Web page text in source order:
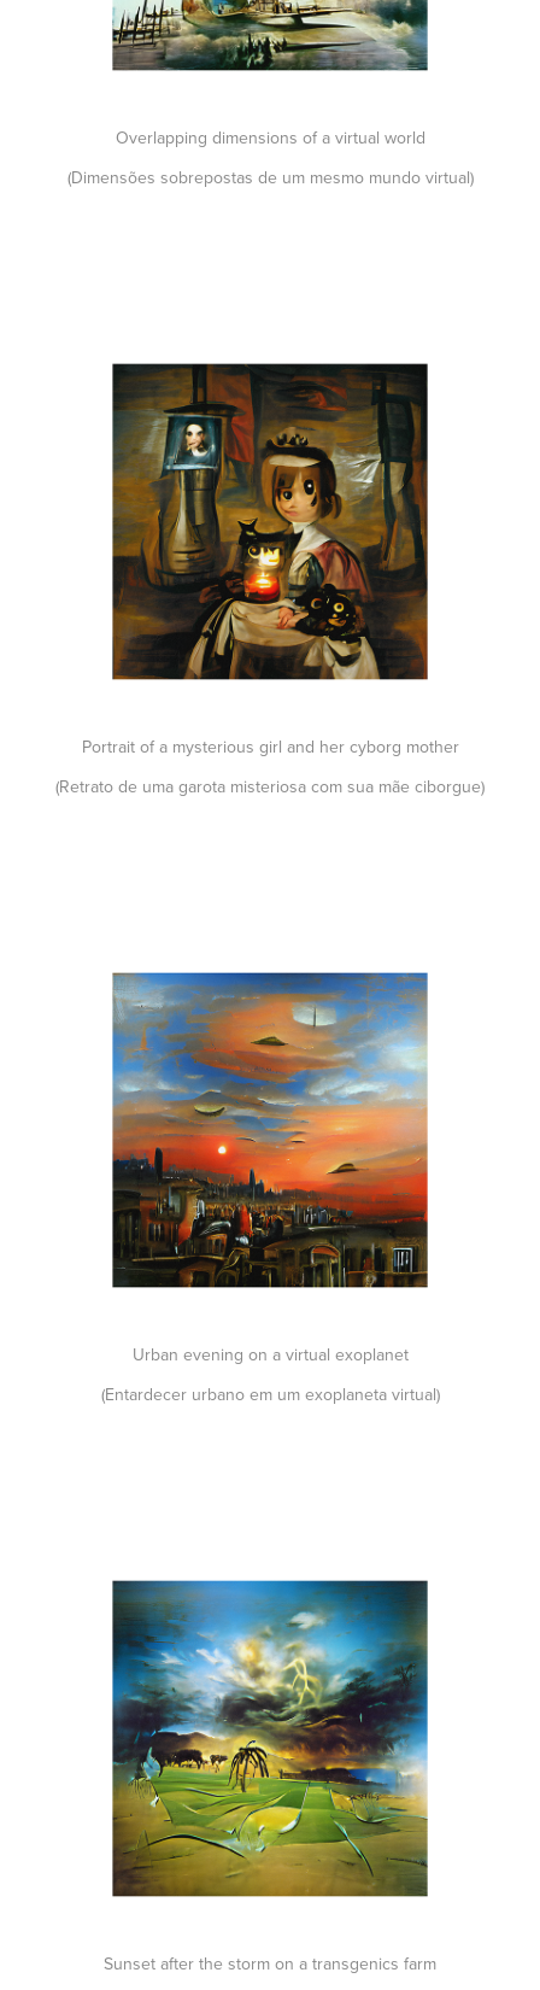
Overlapping dimensions of a virtual world
(Dimensões sobrepostas de um mesmo mundo virtual)
Portrait of a mysterious girl and her cyborg mother
(Retrato de uma garota misteriosa com sua mãe ciborgue)
Urban evening on a virtual exoplanet
(Entardecer urbano em um exoplaneta virtual)
Sunset after the storm on a transgenics farm